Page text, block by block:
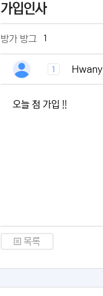
가입인사
방가 방그 1
1 Hwany
오늘 첨 가입 !!
목록